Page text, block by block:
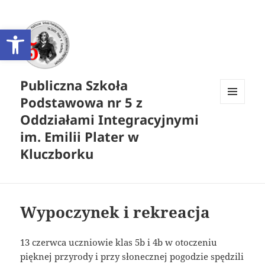
Otwórz pasek narzędzi
Publiczna Szkoła
Podstawowa nr 5 z
Oddziałami Integracyjnymi
im. Emilii Plater w
Kluczborku
Wypoczynek i rekreacja
13 czerwca uczniowie klas 5b i 4b w otoczeniu
pięknej przyrody i przy słonecznej pogodzie spędzili